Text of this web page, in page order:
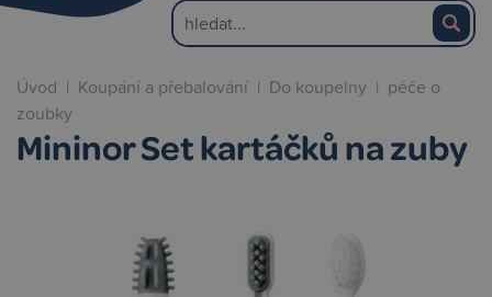
Úvod | Koupání a přebalování | Do koupelny | péče o
zoubky
Mininor Set kartáčků na zuby